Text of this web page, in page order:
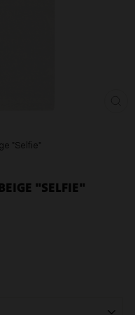
"Selfie"
"SELFIE"